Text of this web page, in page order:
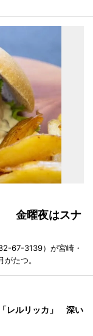
金曜夜はスナ
67-3139）が宮崎・
たつ。
レルリッカ」 深い